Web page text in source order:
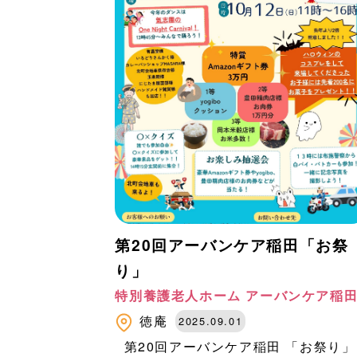
第20回アーバンケア稲田「お祭
り」
特別養護老人ホーム アーバンケア稲
徳庵
2025.09.01
第20回アーバンケア稲田 「お祭り